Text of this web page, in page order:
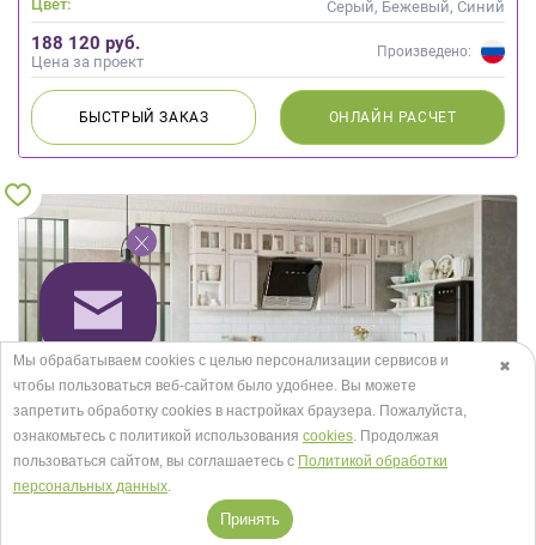
Цвет: Серый, Бежевый, Синий
188 120 руб.
Цена за проект
Произведено:
БЫСТРЫЙЗАКАЗ ОНЛАЙН РАСЧЕТ
Кухня Лонгфорд 4
✖
Мы обрабатываем cookies с целью персонализации сервисов и
чтобы пользоваться веб-сайтом было удобнее. Вы можете
запретить обработку сookies в настройках браузера. Пожалуйста,
ознакомьтесь с политикой использования cookies. Продолжая
пользоваться сайтом, вы соглашаетесь с Политикой обработки
персональных данных.
Принять